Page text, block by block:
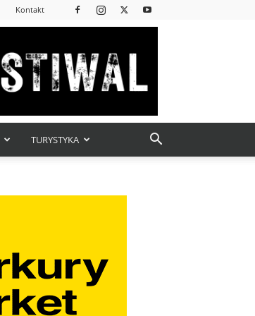
Kontakt
TURYSTYKA